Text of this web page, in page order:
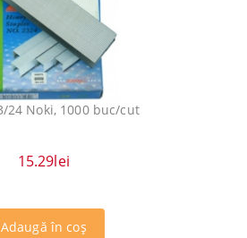
24 Noki, 1000 buc/cut
15.29lei